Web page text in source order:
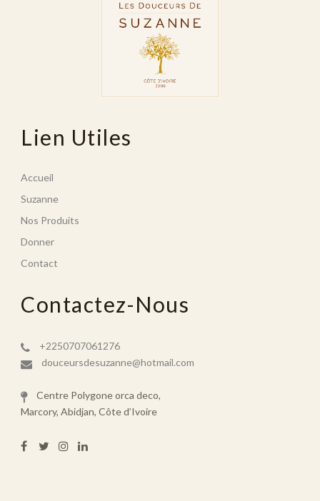
Lien Utiles
Accueil
Suzanne
Nos Produits
Donner
Contact
Contactez-Nous
+2250707061276
douceursdesuzanne@hotmail.com
Centre Polygone orca deco,
Marcory, Abidjan, Côte d’Ivoire